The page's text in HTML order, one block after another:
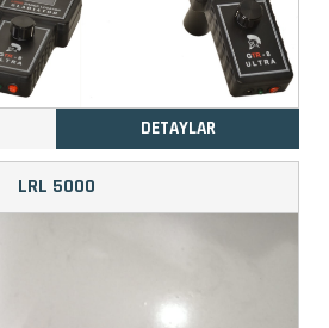
DETAYLAR
LRL 5000